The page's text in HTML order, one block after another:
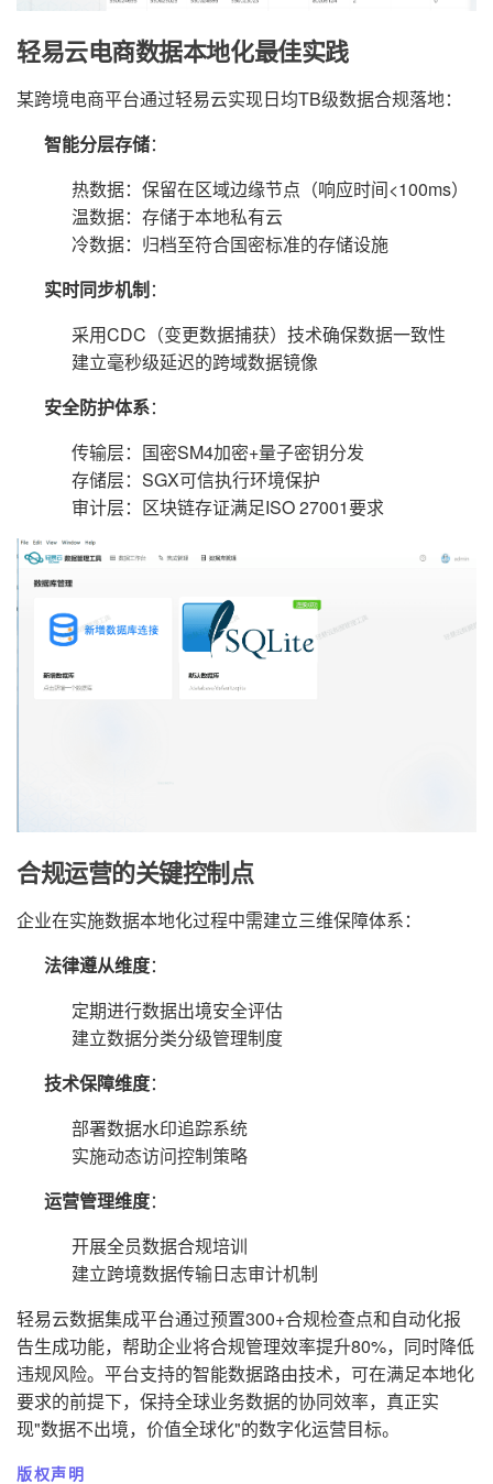
轻易云电商数据本地化最佳实践
某跨境电商平台通过轻易云实现日均TB级数据合规落地：
智能分层存储：
热数据：保留在区域边缘节点（响应时间<100ms）
温数据：存储于本地私有云
冷数据：归档至符合国密标准的存储设施
实时同步机制：
采用CDC（变更数据捕获）技术确保数据一致性
建立毫秒级延迟的跨域数据镜像
安全防护体系：
传输层：国密SM4加密+量子密钥分发
存储层：SGX可信执行环境保护
审计层：区块链存证满足ISO 27001要求
合规运营的关键控制点
企业在实施数据本地化过程中需建立三维保障体系：
法律遵从维度：
定期进行数据出境安全评估
建立数据分类分级管理制度
技术保障维度：
部署数据水印追踪系统
实施动态访问控制策略
运营管理维度：
开展全员数据合规培训
建立跨境数据传输日志审计机制
轻易云数据集成平台通过预置300+合规检查点和自动化报
告生成功能，帮助企业将合规管理效率提升80%，同时降低
违规风险。平台支持的智能数据路由技术，可在满足本地化
要求的前提下，保持全球业务数据的协同效率，真正实
现"数据不出境，价值全球化"的数字化运营目标。
版权声明